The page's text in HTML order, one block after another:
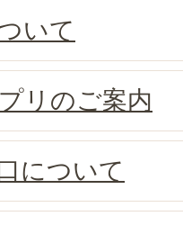
いて
リのご案内
について